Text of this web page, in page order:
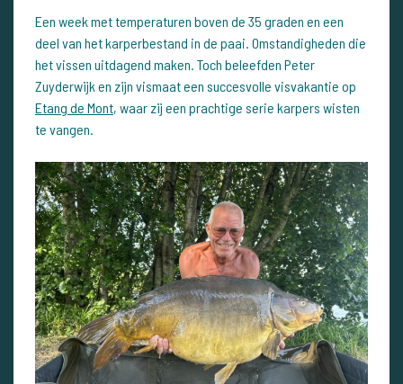
Een week met temperaturen boven de 35 graden en een
deel van het karperbestand in de paai. Omstandigheden die
het vissen uitdagend maken. Toch beleefden Peter
Zuyderwijk en zijn vismaat een succesvolle visvakantie op
Etang de Mont, waar zij een prachtige serie karpers wisten
te vangen.